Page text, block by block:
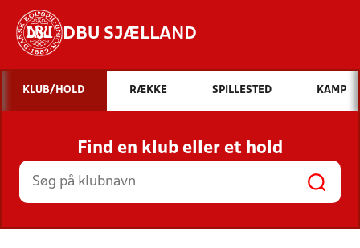
DBU SJÆLLAND
Hvad vil du søge efter?
INDHOLD OG NYHEDER
STILLINGER, RESULTATER, KLUBBER OG
HOLD
KLUB/HOLD RÆKKE SPILLESTED KAMP
Find en klub eller et hold